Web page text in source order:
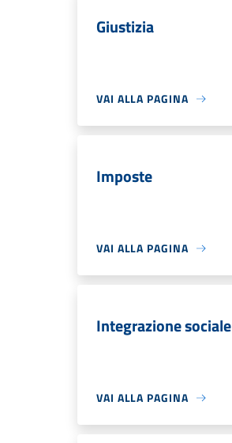
Giustizia
VAI ALLA PAGINA
Imposte
VAI ALLA PAGINA
Integrazione sociale
VAI ALLA PAGINA